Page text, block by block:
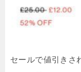
セールで値引きさ